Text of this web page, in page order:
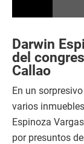
e
c
o
n
s
f
1
m
i
Darwin
del
Callao
En un
varios
Espinoza
por presuntos